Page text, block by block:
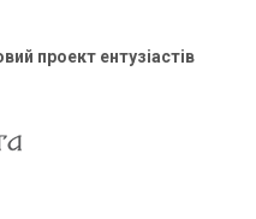
проект ентузіастів